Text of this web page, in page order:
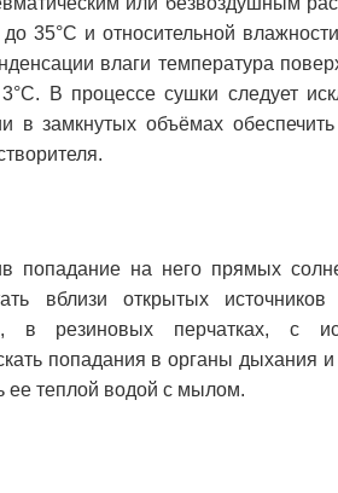
35°С и относительной
влаги температура
В процессе сушки следует
в замкнутых объёмах
попадание на него прямых
вблизи открытых
в резиновых перчатках, с
попадания в органы дыхания
ее теплой водой с мылом.